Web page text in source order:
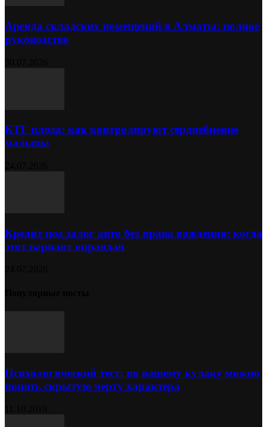
Аренда складских помещений в Алматы: полное
руководство
КТГ плода: как контролируют сердцебиение
малыша
Кредит под залог авто без права вождения: когда
этот вариант оправдан
Психологический тест: по вашему кулаку можно
понять скрытую черту характера